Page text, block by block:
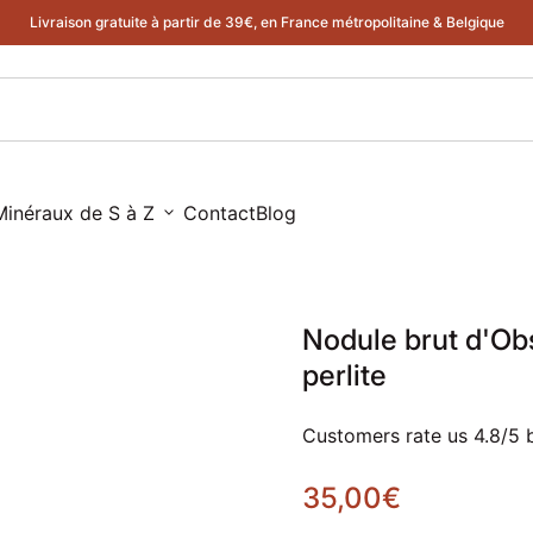
sur perlite
Livraison gratuite à partir de 39€, en France métropolitaine & Belgique
de S à Z expand_more ContactBlog
Nodule brut
perlite
Customers rate us 4.8/5
Prix normal
35,00€